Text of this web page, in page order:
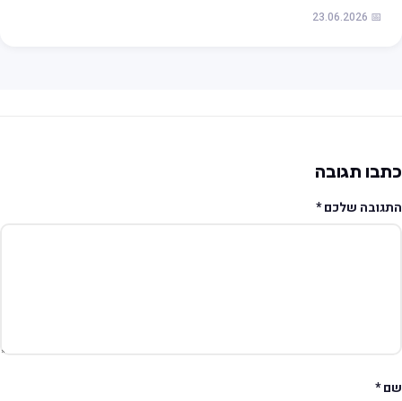
📅 23.06.2026
תגובה
שלכם*
*